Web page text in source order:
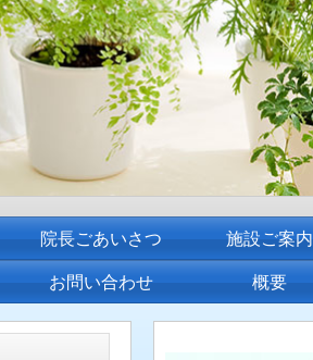
院長ごあいさつ 施設ご案内
お問い合わせ 概要